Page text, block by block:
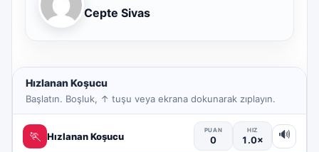
Cepte Sivas
Hızlanan Koşucu
Başlatın. Boşluk, ↑ tuşu veya ekrana dokunarak zıplayın.